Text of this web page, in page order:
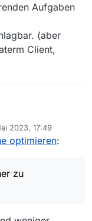
Aufgaben
(aber
Client,
für die
2023, 17:49
optimieren:
zu